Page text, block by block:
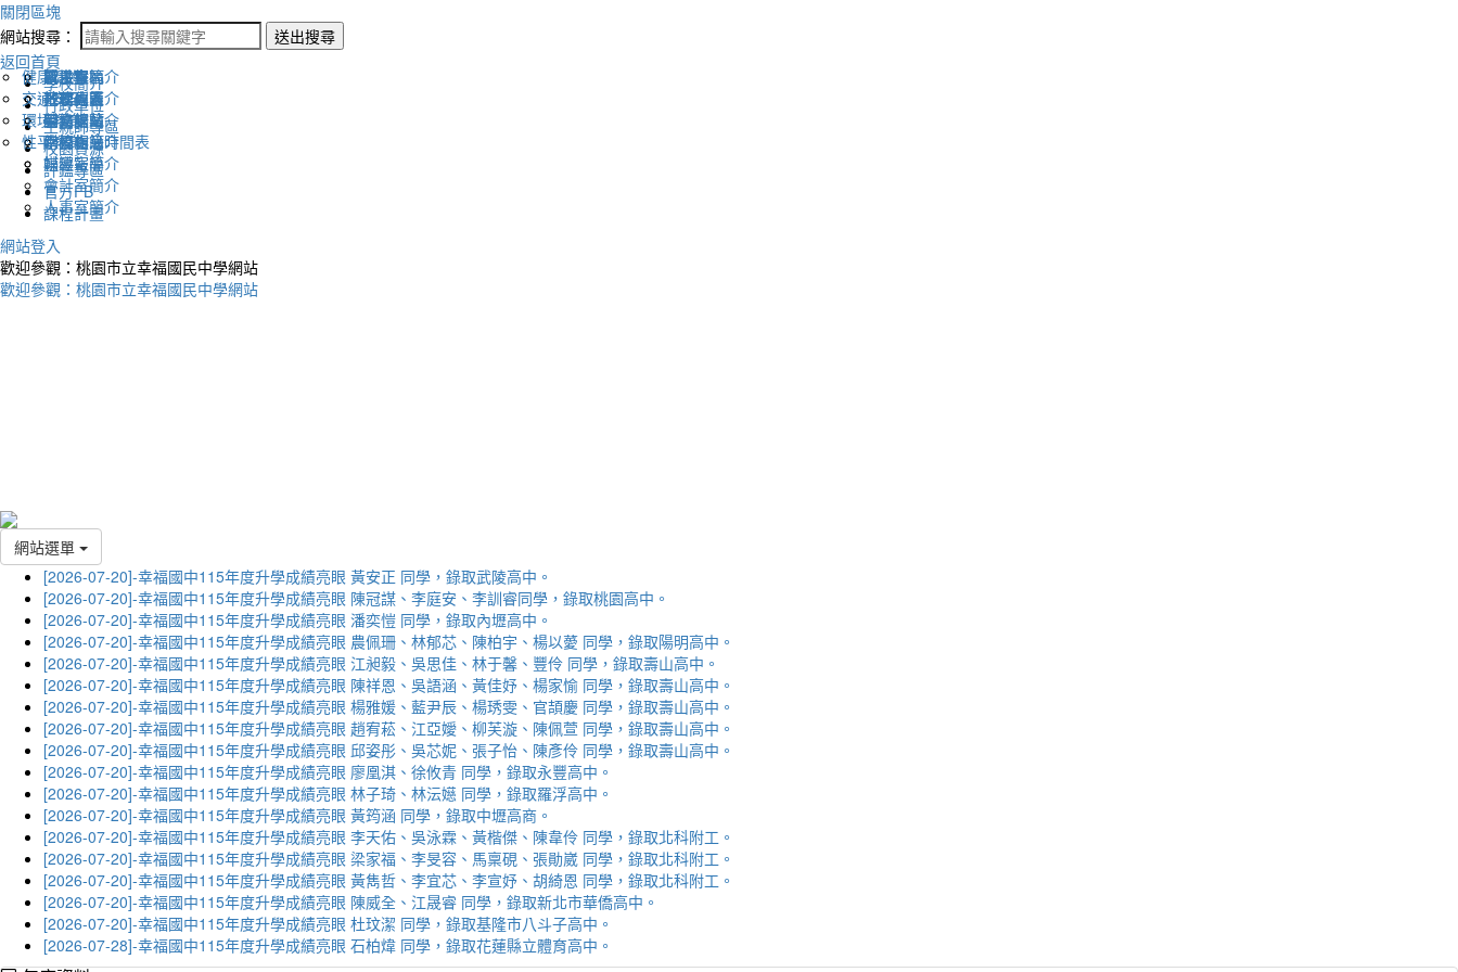
關閉區塊
網站搜尋：
送出搜尋
返回首頁
學校簡介
認識幸福
地理位置
英文網站
幸福相簿
媒體報導
行政單位
校長室簡介
教務處簡介
學務處簡介
總務處簡介
輔導室簡介
會計室簡介
人事室簡介
生親師專區
新生專區
升學專區
圖書館藏
學校作息時間表
校園資源
電子報
下載列表
評鑑專區
健康促進
交通安全
環境教育
性平教育
官方FB
課程計畫
網站登入
歡迎參觀：桃園市立幸福國民中學網站
歡迎參觀：桃園市立幸福國民中學網站
網站選單
[2026-07-20]-幸福國中115年度升學成績亮眼 黃安正 同學，錄取武陵高中。
[2026-07-20]-幸福國中115年度升學成績亮眼 陳冠謀、李庭安、李訓睿同學，錄取桃園高中。
[2026-07-20]-幸福國中115年度升學成績亮眼 潘奕愷 同學，錄取內壢高中。
[2026-07-20]-幸福國中115年度升學成績亮眼 農佩珊、林郁芯、陳柏宇、楊以薆 同學，錄取陽明高中。
[2026-07-20]-幸福國中115年度升學成績亮眼 江昶毅、吳思佳、林于馨、豐伶 同學，錄取壽山高中。
[2026-07-20]-幸福國中115年度升學成績亮眼 陳祥恩、吳語涵、黃佳妤、楊家愉 同學，錄取壽山高中。
[2026-07-20]-幸福國中115年度升學成績亮眼 楊雅媛、藍尹辰、楊琇雯、官頡慶 同學，錄取壽山高中。
[2026-07-20]-幸福國中115年度升學成績亮眼 趙宥菘、江亞嬡、柳芙漩、陳佩萱 同學，錄取壽山高中。
[2026-07-20]-幸福國中115年度升學成績亮眼 邱姿彤、吳芯妮、張子怡、陳彥伶 同學，錄取壽山高中。
[2026-07-20]-幸福國中115年度升學成績亮眼 廖凰淇、徐攸青 同學，錄取永豐高中。
[2026-07-20]-幸福國中115年度升學成績亮眼 林子琦、林沄嬨 同學，錄取羅浮高中。
[2026-07-20]-幸福國中115年度升學成績亮眼 黃筠涵 同學，錄取中壢高商。
[2026-07-20]-幸福國中115年度升學成績亮眼 李天佑、吳泳霖、黃楷傑、陳韋伶 同學，錄取北科附工。
[2026-07-20]-幸福國中115年度升學成績亮眼 梁家福、李旻容、馬稟硯、張勛崴 同學，錄取北科附工。
[2026-07-20]-幸福國中115年度升學成績亮眼 黃雋哲、李宜芯、李宣妤、胡綺恩 同學，錄取北科附工。
[2026-07-20]-幸福國中115年度升學成績亮眼 陳威全、江晟睿 同學，錄取新北市華僑高中。
[2026-07-20]-幸福國中115年度升學成績亮眼 杜玟潔 同學，錄取基隆市八斗子高中。
[2026-07-28]-幸福國中115年度升學成績亮眼 石柏煒 同學，錄取花蓮縣立體育高中。